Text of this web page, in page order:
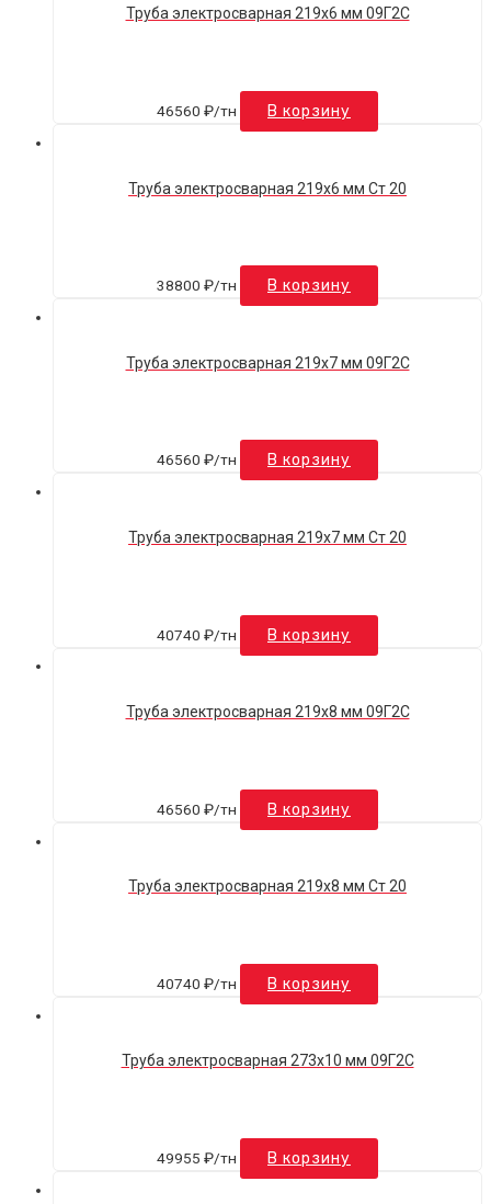
Труба электросварная 219х6 мм 09Г2С
46560 ₽/тн В корзину
Труба электросварная 219х6 мм Ст 20
38800 ₽/тн В корзину
Труба электросварная 219х7 мм 09Г2С
46560 ₽/тн В корзину
Труба электросварная 219х7 мм Ст 20
40740 ₽/тн В корзину
Труба электросварная 219х8 мм 09Г2С
46560 ₽/тн В корзину
Труба электросварная 219х8 мм Ст 20
40740 ₽/тн В корзину
Труба электросварная 273х10 мм 09Г2С
49955 ₽/тн В корзину